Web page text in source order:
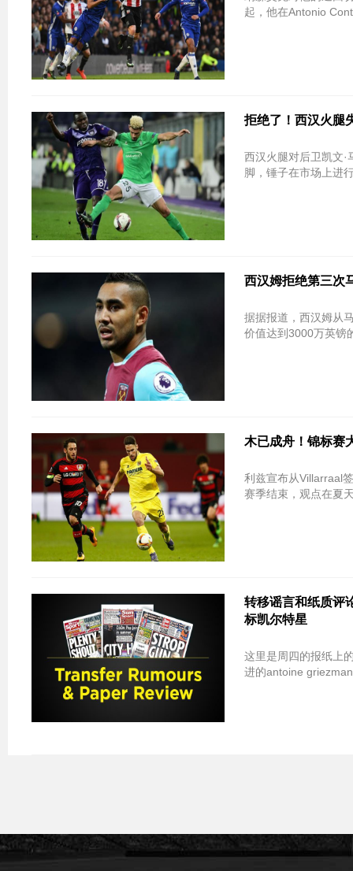
起，他在Antonio
拒绝了！西汉火腿
西汉火腿对后卫凯文
脚，锤子在市场上进
西汉姆拒绝第三次
据据报道，西汉姆从
价值达到3000万英镑
木已成舟！锦标赛
利兹宣布从Villarraal
赛季结束，观点在夏
转移谣言和纸质评
标凯尔特星
这里是周四的报纸上的顶级头条和与转
进的antoine